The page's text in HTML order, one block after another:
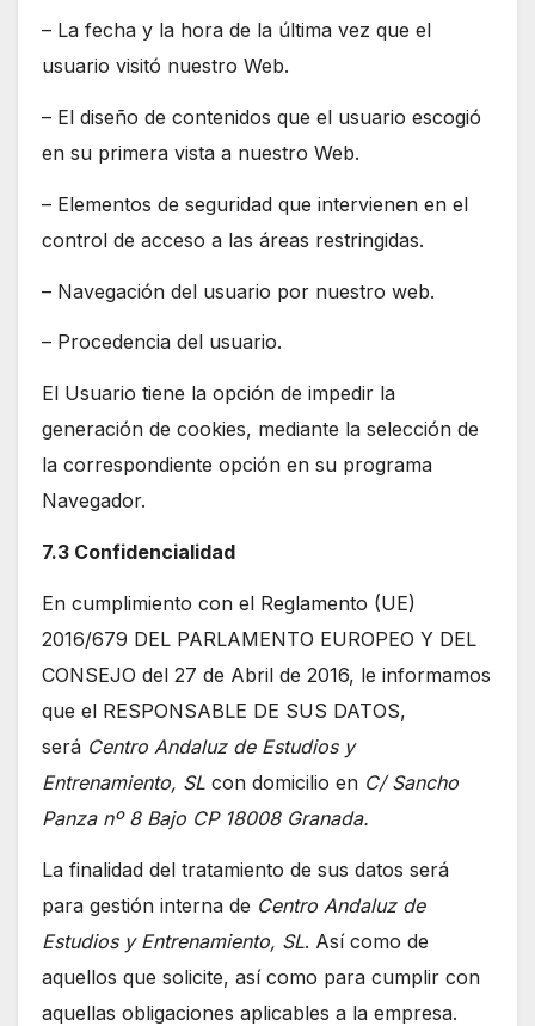
– La fecha y la hora de la última vez que el
usuario visitó nuestro Web.
– El diseño de contenidos que el usuario escogió
en su primera vista a nuestro Web.
– Elementos de seguridad que intervienen en el
control de acceso a las áreas restringidas.
– Navegación del usuario por nuestro web.
– Procedencia del usuario.
El Usuario tiene la opción de impedir la
generación de cookies, mediante la selección de
la correspondiente opción en su programa
Navegador.
7.3 Confidencialidad
En cumplimiento con el Reglamento (UE)
2016/679 DEL PARLAMENTO EUROPEO Y DEL
CONSEJO del 27 de Abril de 2016, le informamos
que el RESPONSABLE DE SUS DATOS,
será Centro Andaluz de Estudios y
Entrenamiento, SL con domicilio en C/ Sancho
Panza nº 8 Bajo CP 18008 Granada.
La finalidad del tratamiento de sus datos será
para gestión interna de Centro Andaluz de
Estudios y Entrenamiento, SL. Así como de
aquellos que solicite, así como para cumplir con
aquellas obligaciones aplicables a la empresa.